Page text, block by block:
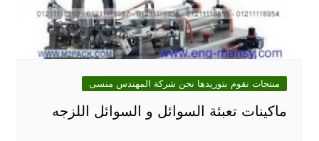
منتجات نقوم بتوريدها نحن شركة المهندس منسى
ماكينات تعبئة السوائل و السوائل اللزجه